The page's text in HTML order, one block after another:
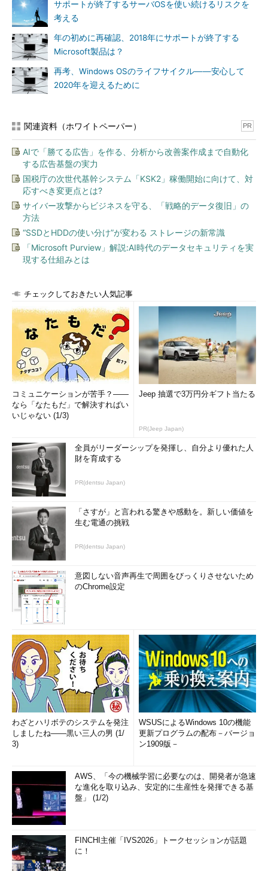
サポートが終了するサーバOSを使い続けるリスクを
考える
年の初めに再確認、2018年にサポートが終了する
Microsoft製品は？
再考、Windows OSのライフサイクル――安心して
2020年を迎えるために
関連資料（ホワイトペーパー） PR
AIで「勝てる広告」を作る、分析から改善案作成まで自動化
する広告基盤の実力
国税庁の次世代基幹システム「KSK2」稼働開始に向けて、対
応すべき変更点とは?
サイバー攻撃からビジネスを守る、「戦略的データ復旧」の
方法
“SSDとHDDの使い分け”が変わる ストレージの新常識
「Microsoft Purview」解説:AI時代のデータセキュリティを実
現する仕組みとは
チェックしておきたい人気記事
コミュニケーションが苦手？――
なら「なたもだ」で解決すればい
いじゃない (1/3)
Jeep 抽選で3万円分ギフト当たる
PR(Jeep Japan)
全員がリーダーシップを発揮し、自分より優れた人
財を育成する
PR(dentsu Japan)
「さすが」と言われる驚きや感動を。新しい価値を
生む電通の挑戦
PR(dentsu Japan)
意図しない音声再生で周囲をびっくりさせないため
のChrome設定
わざとハリボテのシステムを発注
しましたね――黒い三人の男 (1/
3)
WSUSによるWindows 10の機能
更新プログラムの配布－バージョ
ン1909版－
AWS、「今の機械学習に必要なのは、開発者が急速
な進化を取り込み、安定的に生産性を発揮できる基
盤」 (1/2)
FINCHI主催「IVS2026」トークセッションが話題
に！